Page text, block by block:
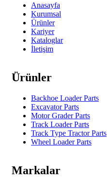
Anasayfa
Kurumsal
Ürünler
Kariyer
Kataloglar
İletişim
Ürünler
Backhoe Loader Parts
Excavator Parts
Motor Grader Parts
Track Loader Parts
Track Type Tractor Parts
Wheel Loader Parts
Markalar